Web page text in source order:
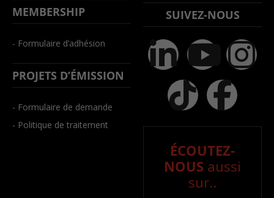
MEMBERSHIP
- Formulaire d’adhésion
PROJETS D’ÉMISSION
- Formulaire de demande
- Politique de traitement
SUIVEZ-NOUS
ÉCOUTEZ-
NOUS aussi
sur..